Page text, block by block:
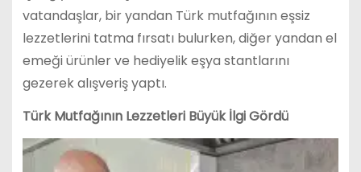
vatandaşlar, bir yandan Türk mutfağının eşsiz
lezzetlerini tatma fırsatı bulurken, diğer yandan el
emeği ürünler ve hediyelik eşya stantlarını
gezerek alışveriş yaptı.
Türk Mutfağının Lezzetleri Büyük İlgi Gördü